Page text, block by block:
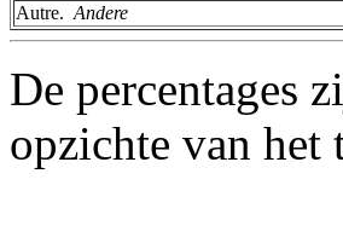
Autre. ­ Andere
De percentages
opzichte van het